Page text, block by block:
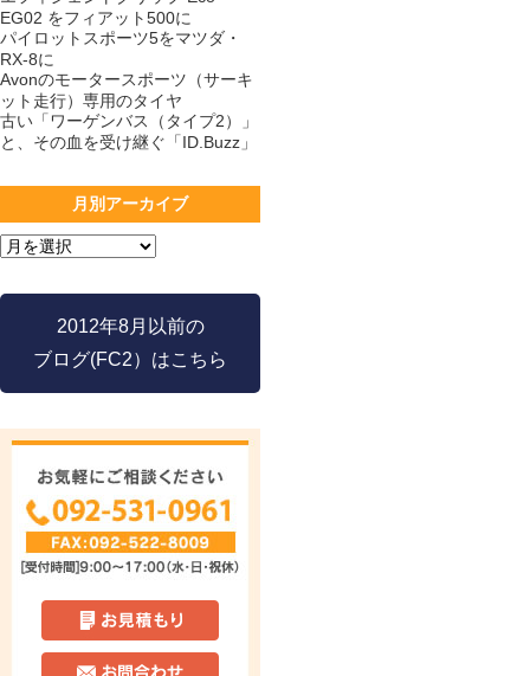
EG02 をフィアット500に
パイロットスポーツ5をマツダ・
RX-8に
Avonのモータースポーツ（サーキ
ット走行）専用のタイヤ
古い「ワーゲンバス（タイプ2）」
と、その血を受け継ぐ「ID.Buzz」
月別アーカイブ
2012年8月以前の
ブログ(FC2）はこちら